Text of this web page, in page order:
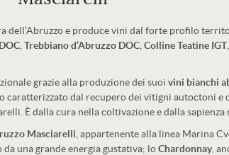
dell’Abruzzo e produce vini dal forte profilo
Trebbianod’Abruzzo DOC Colline Teatine IGT,
grazie alla produzione dei suoi vini bianchi
caratterizzato dal recupero dei vitigni autoctoni e
È dalla cura nella coltivazione e dalla
Masciarelli , appartenente alla linea Marina
da una grande energia gustativa; loChardonnay,